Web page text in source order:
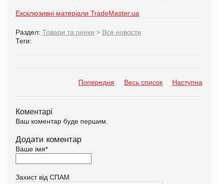
Ексклюзивні матеріали TradeMaster.ua
Раздел: Товари та ринки > Все новости
Теги:
Попередня Весь список Наступна
Коментарі
Ваш коментар буде першим.
Додати коментар
Ваше імя*
Захист від СПАМ